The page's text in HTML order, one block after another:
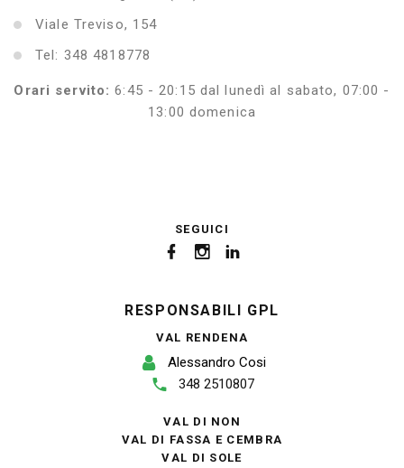
Viale Treviso, 154
Tel: 348 4818778
Orari servito: 6:45 - 20:15 dal lunedì al sabato, 07:00 -
13:00 domenica
SEGUICI
RESPONSABILI GPL
VAL RENDENA
Alessandro Cosi
348 2510807
VAL DI NON
VAL DI FASSA E CEMBRA
VAL DI SOLE